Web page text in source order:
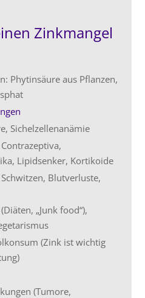
Zinkmangel
Phytinsäure aus Pflanzen,
Sichelzellenanämie
Lipidsenker, Kortikoide
Blutverluste,
„Junk food“),
(Zink ist wichtig
(Tumore,